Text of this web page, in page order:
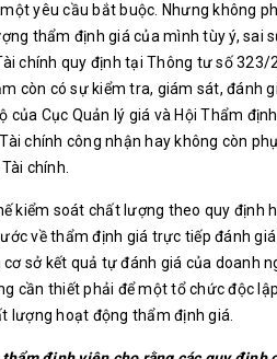
yêu cầu bắt buộc. Nhưng không
thẩm định giá của mình tùy ý,
chính quy định tại Thông tư số
còn có sự kiểm tra, giám sát, đánh
của Cục Quản lý giá và Hội Thẩm
chính công nhận hay không còn
chính.
kiểm soát chất lượng theo quy định
về thẩm định giá trực tiếp đánh
sở kết quả tự đánh giá của doanh
cần thiết phải để một tổ chức độc
lượng hoạt động thẩm định giá.